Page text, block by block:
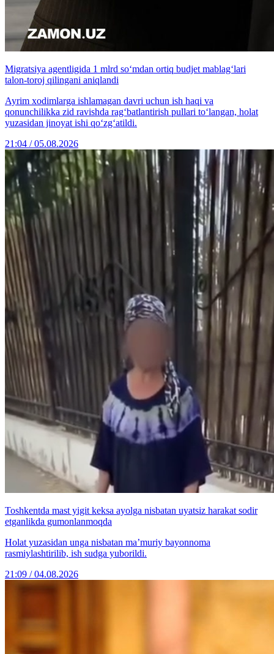
Migratsiya agentligida 1 mlrd so‘mdan ortiq budjet mablag‘lari
talon-toroj qilingani aniqlandi
Ayrim xodimlarga ishlamagan davri uchun ish haqi va
qonunchilikka zid ravishda rag‘batlantirish pullari to‘langan, holat
yuzasidan jinoyat ishi qo‘zg‘atildi.
21:04 / 05.08.2026
Toshkentda mast yigit keksa ayolga nisbatan uyatsiz harakat sodir
etganlikda gumonlanmoqda
Holat yuzasidan unga nisbatan ma’muriy bayonnoma
rasmiylashtirilib, ish sudga yuborildi.
21:09 / 04.08.2026